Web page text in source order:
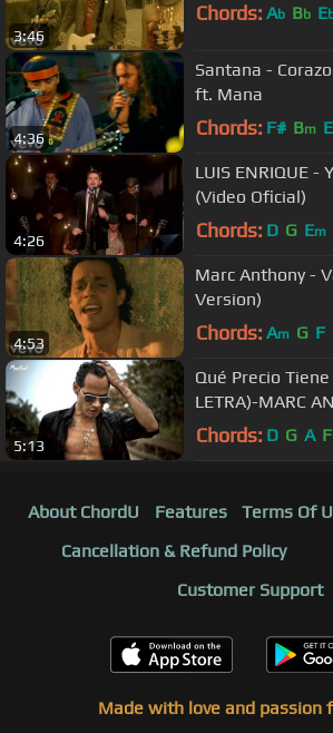
3:46
Chords: Ab Bb E
4:36
Santana -
ft. Mana
Chords: F# Bm E
4:26
LUIS ENRIQUE -
(Video Oficial)
Chords: D G Em
4:53
Marc Anthony -
Version)
Chords: Am G F
5:13
Qué Precio Tiene
LETRA)-MARC
HD
Chords: D G A
About ChordU Features Terms Of
Cancellation & Refund Policy
Customer Support
Made with love and passion